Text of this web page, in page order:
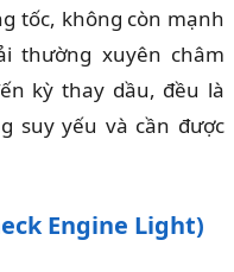
tốc, không còn mạnh
thường xuyên châm
kỳ thay dầu, đều là
suy yếu và cần được
Engine Light)